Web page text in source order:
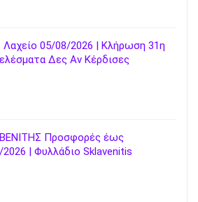
Λαχείο 05/08/2026 | Κλήρωση 31η
Δες Αν Κέρδισες
Προσφορές έως
| Φυλλάδιο Sklavenitis